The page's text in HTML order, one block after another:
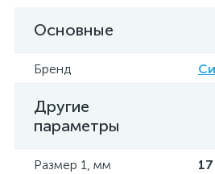
Основные
Бренд
Другие
параметры
Размер 1, мм 17